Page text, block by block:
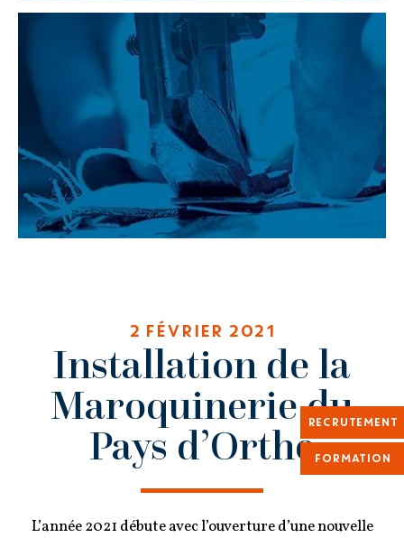
2 FÉVRIER 2021
Installation de la
Maroquinerie du
Pays d’Orthe
L’année 2021 débute avec l’ouverture d’une nouvelle
RECRUTEMENT
FORMATION